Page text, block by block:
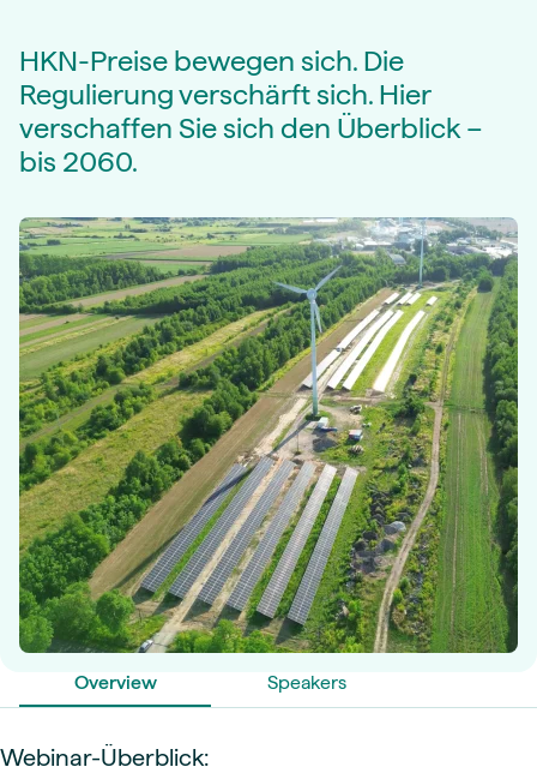
HKN-Preise bewegen sich. Die
Regulierung verschärft sich. Hier
verschaffen Sie sich den Überblick –
bis 2060.
Overview Speakers
Webinar-Überblick: